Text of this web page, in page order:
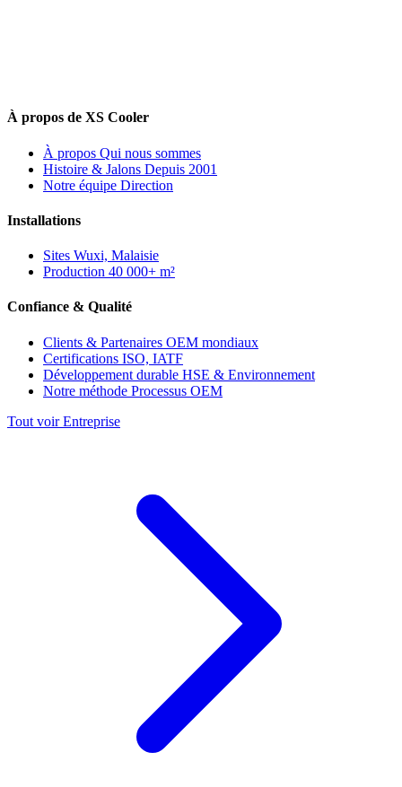
À propos de XS Cooler
À propos Qui nous sommes
Histoire & Jalons Depuis 2001
Notre équipe Direction
Installations
Sites Wuxi, Malaisie
Production 40 000+ m²
Confiance & Qualité
Clients & Partenaires OEM mondiaux
Certifications ISO, IATF
Développement durable HSE & Environnement
Notre méthode Processus OEM
Tout voir Entreprise